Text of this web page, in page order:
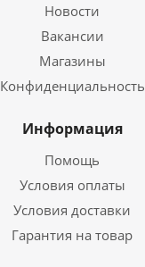
Новости
Вакансии
Магазины
Конфиденциальность
Информация
Помощь
Условия оплаты
Условия доставки
Гарантия на товар